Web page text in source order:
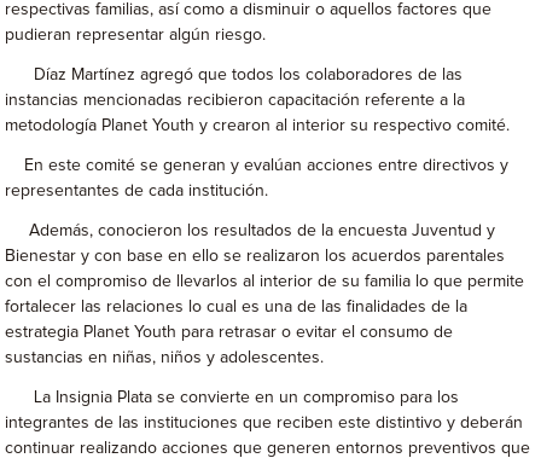
respectivas familias, así como a disminuir o aquellos factores que
pudieran representar algún riesgo.
Díaz Martínez agregó que todos los colaboradores de las
instancias mencionadas recibieron capacitación referente a la
metodología Planet Youth y crearon al interior su respectivo comité.
En este comité se generan y evalúan acciones entre directivos y
representantes de cada institución.
Además, conocieron los resultados de la encuesta Juventud y
Bienestar y con base en ello se realizaron los acuerdos parentales
con el compromiso de llevarlos al interior de su familia lo que permite
fortalecer las relaciones lo cual es una de las finalidades de la
estrategia Planet Youth para retrasar o evitar el consumo de
sustancias en niñas, niños y adolescentes.
La Insignia Plata se convierte en un compromiso para los
integrantes de las instituciones que reciben este distintivo y deberán
continuar realizando acciones que generen entornos preventivos que